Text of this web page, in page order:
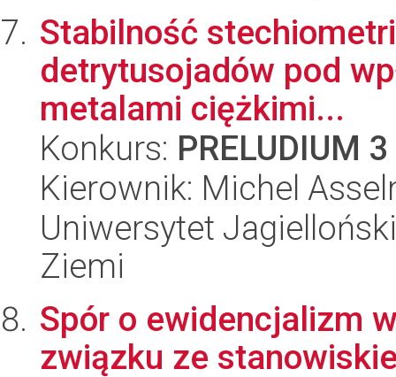
Stabilność
detrytusojadów pod
metalami ciężkimi...
Konkurs: PRELUDIUM 3
Kierownik: Michel
Uniwersytet
Ziemi
Spór o ewidencjalizm
związku ze